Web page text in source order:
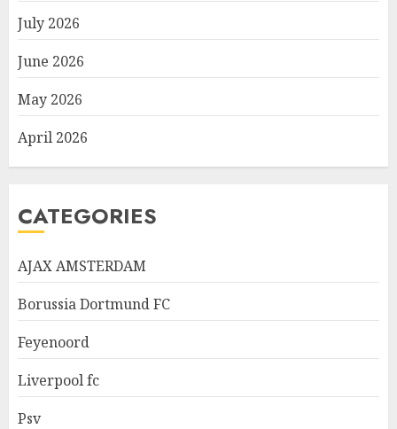
July 2026
June 2026
May 2026
April 2026
CATEGORIES
AJAX AMSTERDAM
Borussia Dortmund FC
Feyenoord
Liverpool fc
Psv